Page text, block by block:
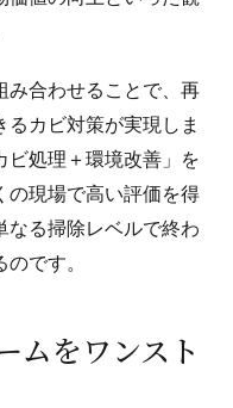
み合わせることで、再
カビ対策が実現しま
ビ処理＋環境改善」を
の現場で高い評価を得
なる掃除レベルで終わ
です。
ムをワンスト